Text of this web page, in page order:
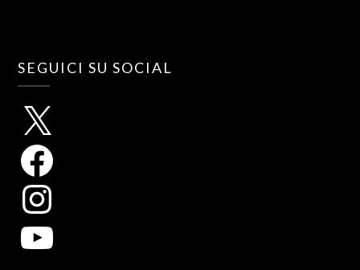
SEGUICI SU SOCIAL